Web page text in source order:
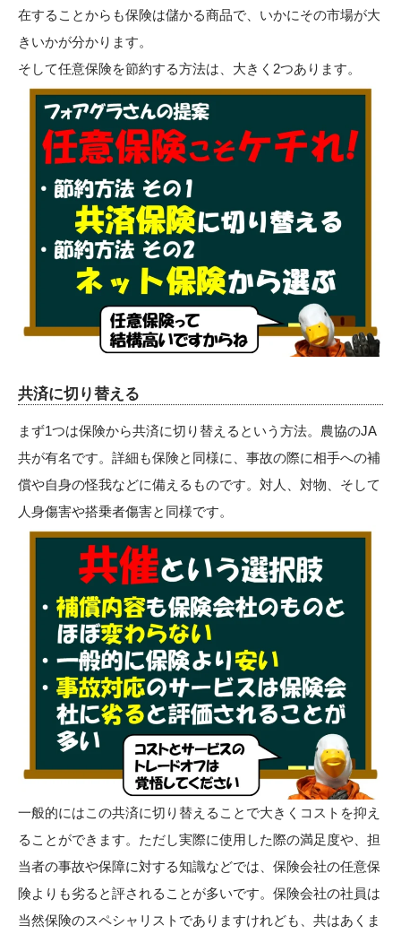
在することからも保険は儲かる商品で、いかにその市場が大
きいかが分かります。
そして任意保険を節約する方法は、大きく2つあります。
共済に切り替える
まず1つは保険から共済に切り替えるという方法。農協のJA
共が有名です。詳細も保険と同様に、事故の際に相手への補
償や自身の怪我などに備えるものです。対人、対物、そして
人身傷害や搭乗者傷害と同様です。
一般的にはこの共済に切り替えることで大きくコストを抑え
ることができます。ただし実際に使用した際の満足度や、担
当者の事故や保障に対する知識などでは、保険会社の任意保
険よりも劣ると評されることが多いです。保険会社の社員は
当然保険のスペシャリストでありますけれども、共はあくま